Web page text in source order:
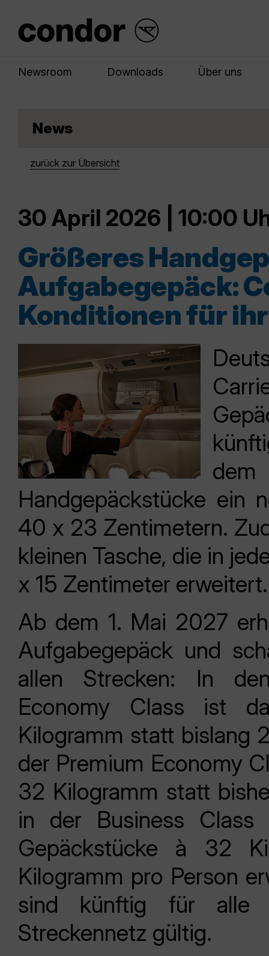
Newsroom Downloads Über uns
News
zurück zur Übersicht
30 April 2026 | 10:00
Größeres
Aufgabegepäck:
Konditionen für
Handgepäckstücke ein
40 x 23 Zentimetern.
kleinen Tasche, die in
x 15 Zentimeter erweitert.
Ab dem 1. Mai 2027
Aufgabegepäck und
allen Strecken: In
Economy Class ist
Kilogramm statt bislang
der Premium Economy
32 Kilogramm statt
in der Business
Gepäckstücke à 32
Kilogramm pro Person
sind künftig für alle
Streckennetz gültig.